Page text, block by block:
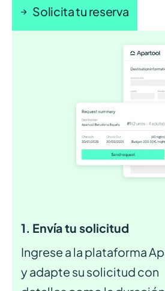
Solicita tu reserva
1. Envía tu solicitud
Ingrese a la plataforma
y adapte su solicitud con